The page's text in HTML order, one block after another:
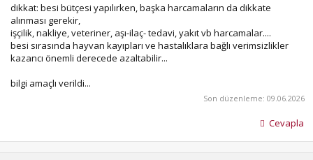
dikkat: besi bütçesi yapılırken, başka harcamaların da dikkate
alınması gerekir,
işçilik, nakliye, veteriner, aşı-ilaç- tedavi, yakıt vb harcamalar....
besi sırasında hayvan kayıpları ve hastalıklara bağlı verimsizlikler
kazancı önemli derecede azaltabilir...
bilgi amaçlı verildi...
Son düzenleme: 09.06.2026
Cevapla